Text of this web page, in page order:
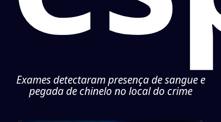
Exames detectaram presença de sangue e
pegada de chinelo no local do crime